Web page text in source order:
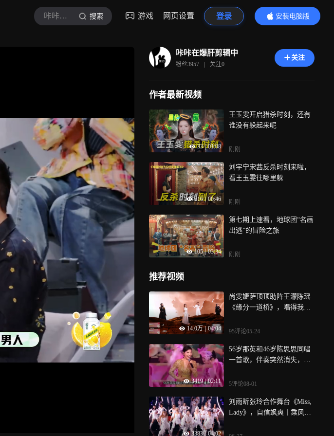
咔咔在爆肝剪辑中 搜索 游戏 网页设置 登录
安装电脑版
内容更精彩
咔咔在爆肝剪辑中
粉丝3957 | 关注0
关注
作者最新视频
33 | 01:08
王玉雯开启猎杀时刻，还有
谁没有躲起来呢
刚刚
616 | 00:46
刘宇宁宋茜反杀时刻来啦，
看王玉雯往哪里躲
刚刚
105 | 03:34
第七期上速看，地球团“名画
出逃”的冒险之旅
刚刚
推荐视频
14.0万 | 04:04
尚雯婕萨顶顶助阵王濛陈瑶
《缘分一道桥》，唱得我头
95评论05-24
3419 | 02:11
56岁那英和46岁陈思思同唱
一首歌，伴奏突然消失，差
5评论08-01
3383 | 04:02
刘雨昕张玲合作舞台《Miss,
Lady》，自信飒爽丨乘风纯